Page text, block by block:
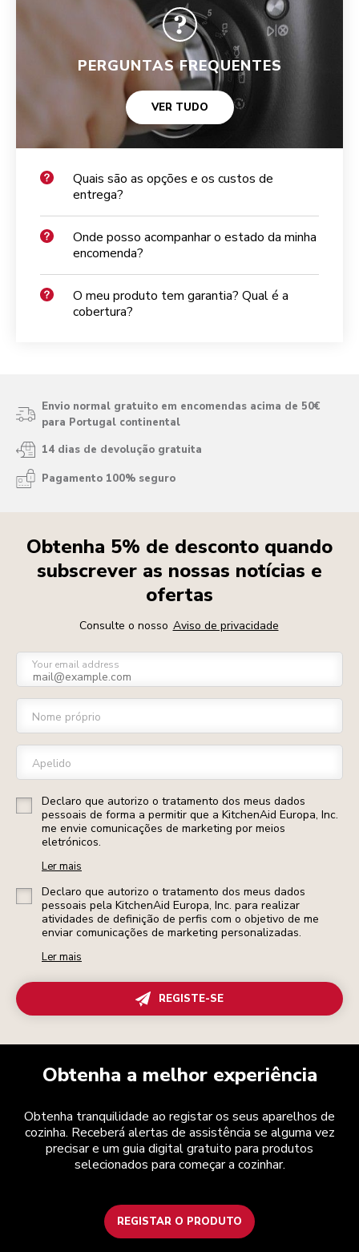
PERGUNTAS FREQUENTES
VER TUDO
Quais são as opções e os custos de
entrega?
Onde posso acompanhar o estado da minha
encomenda?
O meu produto tem garantia? Qual é a
cobertura?
Envio normal gratuito em encomendas acima de 50€
para Portugal continental
14 dias de devolução gratuita
Pagamento 100% seguro
Obtenha 5% de desconto quando
subscrever as nossas notícias e
ofertas
Consulte o nosso Aviso de privacidade
Your email address
Nome próprio
Apelido
Declaro que autorizo o tratamento dos meus dados
pessoais de forma a permitir que a KitchenAid Europa, Inc.
me envie comunicações de marketing por meios
eletrónicos.
Ler mais
Declaro que autorizo o tratamento dos meus dados
pessoais pela KitchenAid Europa, Inc. para realizar
atividades de definição de perfis com o objetivo de me
enviar comunicações de marketing personalizadas.
Ler mais
REGISTE-SE
Obtenha a melhor experiência
Obtenha tranquilidade ao registar os seus aparelhos de
cozinha. Receberá alertas de assistência se alguma vez
precisar e um guia digital gratuito para produtos
selecionados para começar a cozinhar.
REGISTAR O PRODUTO